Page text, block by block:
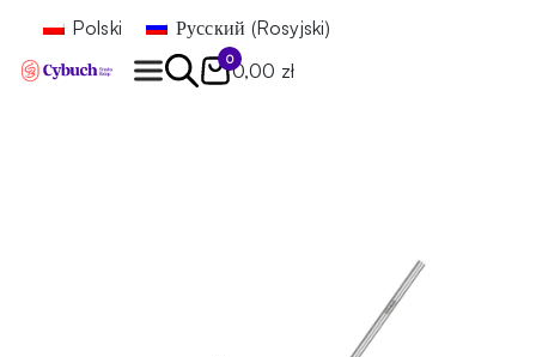
Polski Русский (Rosyjski)
0
0,00 zł